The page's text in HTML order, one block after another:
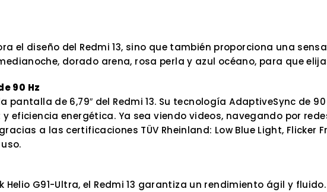
el diseño del Redmi 13, sino que también proporciona una
dorado arena, rosa perla y azul océano, para que
90 Hz
pantalla de 6,79″ del Redmi 13. Su tecnología AdaptiveSync de
eficiencia energética. Ya sea viendo videos, navegando por
a las certificaciones TÜV Rheinland: Low Blue Light, Flicker
G91-Ultra, el Redmi 13 garantiza un rendimiento ágil y